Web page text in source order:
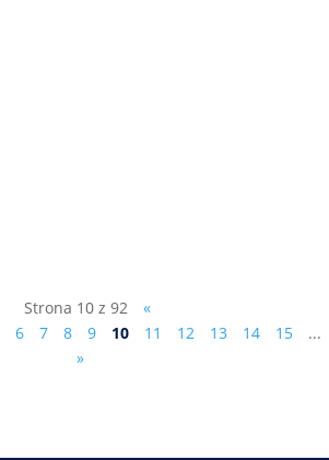
Strona 10 z 92
«
6 7 8 9 10 11 12 13 14 15
...
»